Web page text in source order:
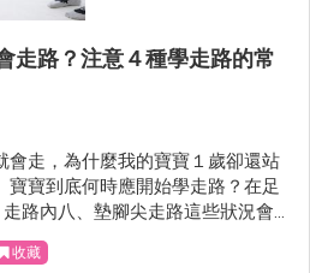
走路？注意４種學走路的常
會走，為什麼我的寶寶１歲卻還站
寶寶到底何時應開始學走路？在足
路內八、墊腳尖走路這些狀況會
療或矯正嗎？
收藏